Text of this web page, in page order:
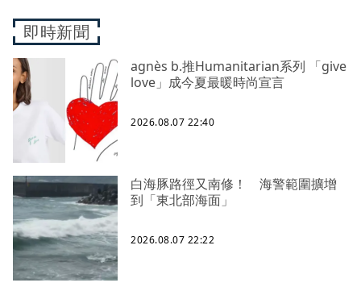
即時新聞
agnès b.推Humanitarian系列 「give
love」成今夏最暖時尚宣言
2026.08.07 22:40
白海豚路徑又南修！ 海警範圍擴增
到「東北部海面」
2026.08.07 22:22